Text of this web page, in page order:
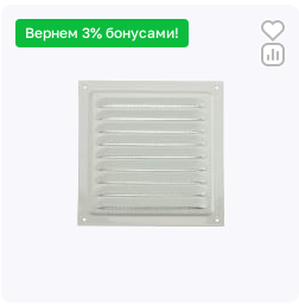
Вернем 3% бонусами!